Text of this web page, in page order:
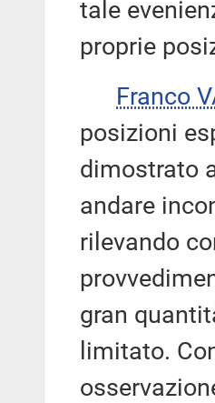
tale
proprie
Franco
posizioni
dimostrato
andare
rilevando
gran
limitato.